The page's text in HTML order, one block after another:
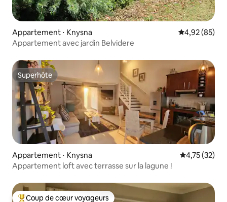
Appartement ⋅ Knysna Évaluation
4,92 (85)
Appartement avec jardin Belvidere
Superhôte
Superhôte
Appartement ⋅ Knysna Évaluation
4,75 (32)
Appartement loft avec terrasse sur la lagune !
Coup de cœur voyageurs